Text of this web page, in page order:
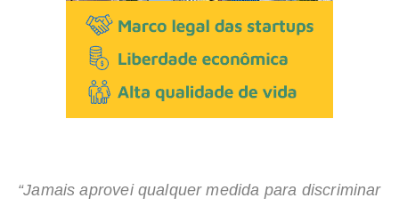
“Jamais aprovei qualquer medida para discriminar